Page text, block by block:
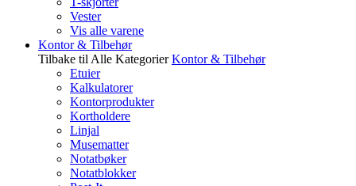
Vester
Vis alle varene
Kontor & Tilbehør
Tilbake til Alle Kategorier Kontor & Tilbehør
Etuier
Kalkulatorer
Kontorprodukter
Kortholdere
Linjal
Musematter
Notatbøker
Notatblokker